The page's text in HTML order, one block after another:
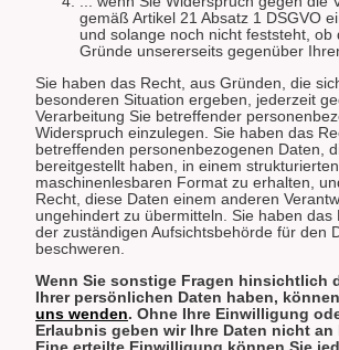
gemäß Artikel 21 Absatz 1 DSGVO
und solange noch nicht feststeht, ob
Gründe unsererseits gegenüber
Sie haben das Recht, aus Gründen, die
besonderen Situation ergeben, jederzeit
Verarbeitung Sie betreffender
Widerspruch einzulegen. Sie haben das
betreffenden personenbezogenen Daten,
bereitgestellt haben, in einem
maschinenlesbaren Format zu erhalten,
Recht, diese Daten einem anderen
ungehindert zu übermitteln. Sie haben das
der zuständigen Aufsichtsbehörde für den
beschweren.
Wenn Sie sonstige Fragen hinsichtlich
Ihrer persönlichen Daten haben,
uns wenden. Ohne Ihre Einwilligung
Erlaubnis geben wir Ihre Daten nicht an